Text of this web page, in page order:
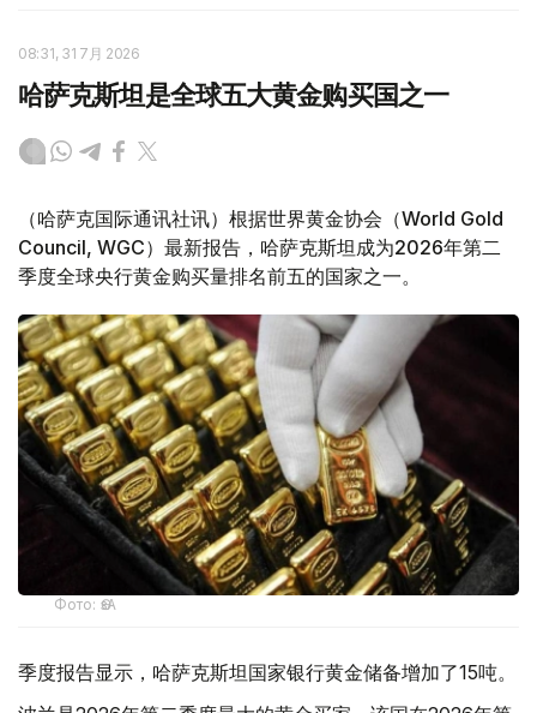
08:31, 31 7月 2026
哈萨克斯坦是全球五大黄金购买国之一
（哈萨克国际通讯社讯）根据世界黄金协会（World Gold
Council, WGC）最新报告，哈萨克斯坦成为2026年第二
季度全球央行黄金购买量排名前五的国家之一。
Фото: ӨзА
季度报告显示，哈萨克斯坦国家银行黄金储备增加了15吨。